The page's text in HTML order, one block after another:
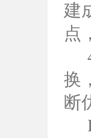
建
点
换
断